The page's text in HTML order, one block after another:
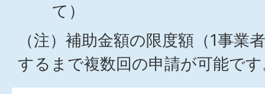
て）
（注）補助金額の限度額（1事業
するまで複数回の申請が可能で